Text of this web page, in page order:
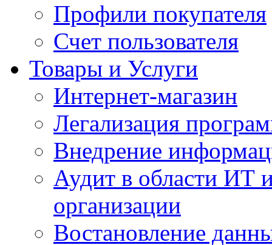
Профили покупателя
Счет пользователя
Товары и Услуги
Интернет-магазин
Легализация
Внедрение
Аудит в области ИТ
организации
Востановление